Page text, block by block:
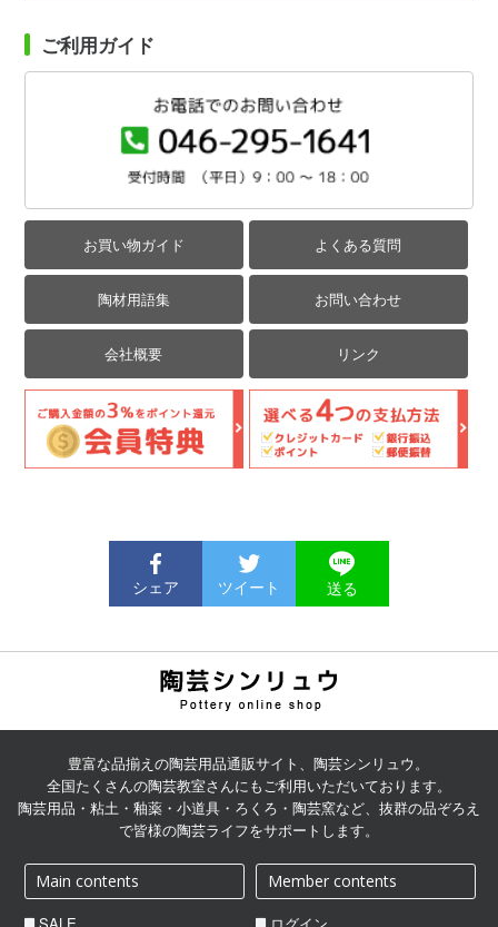
ご利用ガイド
お買い物ガイド よくある質問
陶材用語集 お問い合わせ
会社概要 リンク
シェア ツイート 送る
豊富な品揃えの陶芸用品通販サイト、陶芸シンリュウ。
全国たくさんの陶芸教室さんにもご利用いただいております。
陶芸用品・粘土・釉薬・小道具・ろくろ・陶芸窯など、抜群の品ぞろえ
で皆様の陶芸ライフをサポートします。
Main contents
Member contents